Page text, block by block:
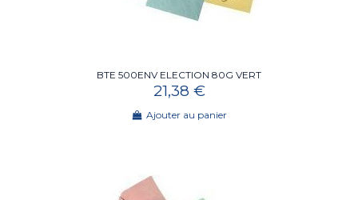
BTE 500ENV ELECTION 80G VERT
21,38 €
Ajouter au panier